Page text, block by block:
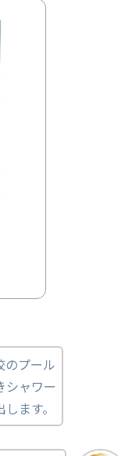
のプール
シャワー
ます。